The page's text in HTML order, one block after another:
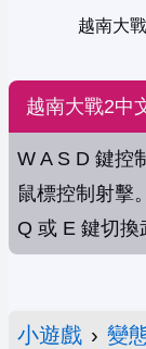
越南大
越南大戰2中
W A S D 鍵控
鼠標控制射擊。
Q 或 E 鍵切換
小遊戲 › 變